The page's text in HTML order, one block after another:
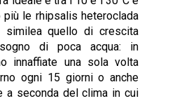
le rhipsalis heteroclada
similea quello di crescita
di poca acqua: in
innaffiate una sola volta
ogni 15 giorni o anche
a seconda del clima in cui